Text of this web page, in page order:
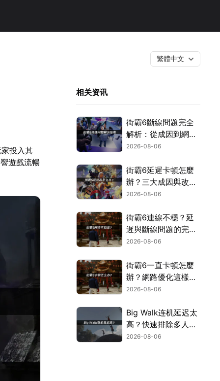
繁體中文
投入其
遊戲流暢
相关资讯
街霸6斷線問題完全
解析：從成因到網路
優化的實用攻略！
2026-08-06
街霸6延遲卡頓怎麼
辦？三大成因與改善
對策！
2026-08-06
街霸6連線不穩？延
遲與斷線問題的完整
解決指南！
2026-08-06
街霸6一直卡頓怎麼
辦？網路優化這樣解
決！
2026-08-06
Big Walk连机延迟太
高？快速排除多人游
玩卡顿困扰！
2026-08-06